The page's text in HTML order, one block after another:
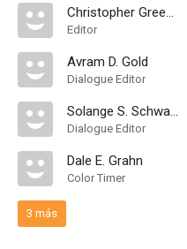
Christopher Greenbury
Editor
Avram D. Gold
Dialogue Editor
Solange S. Schwalbe
Dialogue Editor
Dale E. Grahn
Color Timer
3 más